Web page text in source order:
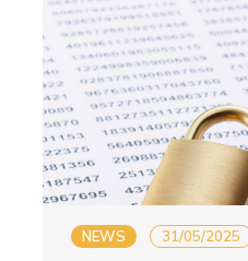
NEWS 31/05/2025